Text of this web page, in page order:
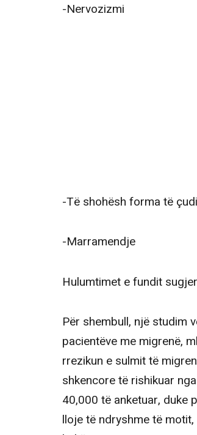
-Nervozizmi
-Të shohësh forma të
-Marramendje
Hulumtimet e fundit
Për shembull, një studim
pacientëve me migrenë,
rrezikun e sulmit të
shkencore të rishikuar
40,000 të anketuar, duke
lloje të ndryshme të